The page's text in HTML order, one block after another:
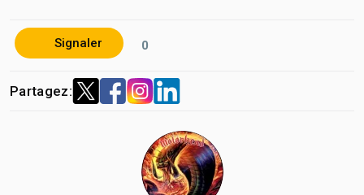
Effets de transition fluides
Disposition flexible
SEO optimisé
Prise en charge de tous les navigateurs
Signaler 0
Partagez: